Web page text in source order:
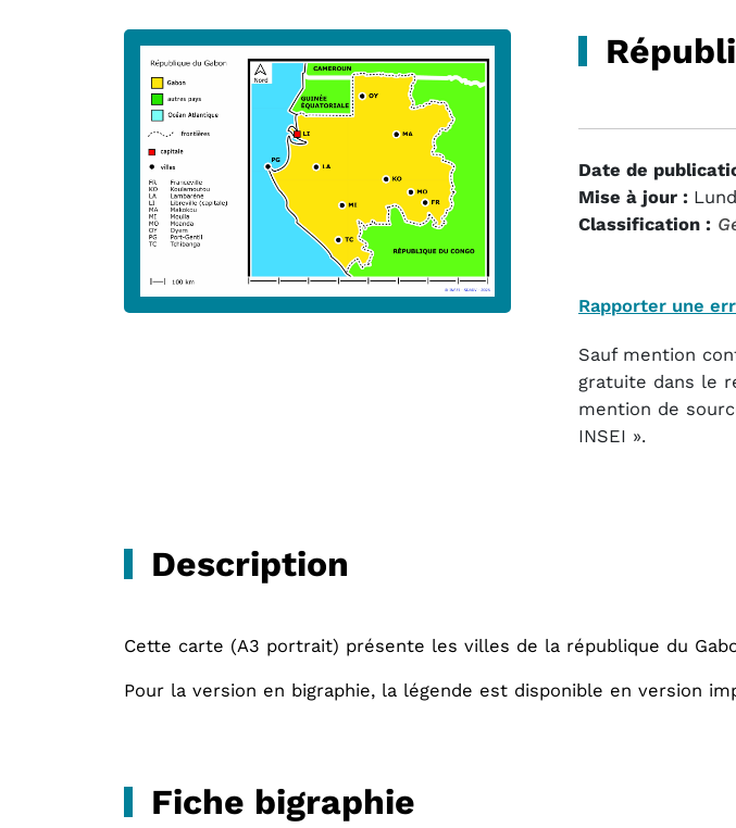
Date de
Mise à jour :
Classification :
Rapporter une
Sauf mention
gratuite dans le
mention de
INSEI ».
Description
Cette carte (A3 portrait) présente les villes de la république du
Pour la version en bigraphie, la légende est disponible en version
Fiche bigraphie